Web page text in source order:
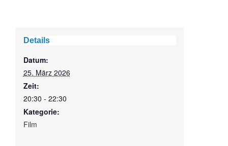
Details
Datum:
25. März 2026
Zeit:
20:30 - 22:30
Kategorie:
Film